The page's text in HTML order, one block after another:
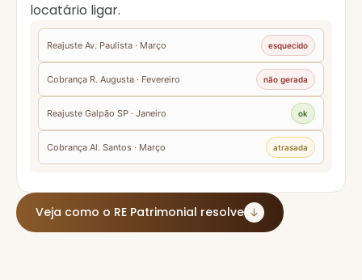
locatário ligar.
Reajuste Av. Paulista · Março esquecido
Cobrança R. Augusta · Fevereiro não gerada
Reajuste Galpão SP · Janeiro ok
Cobrança Al. Santos · Março atrasada
Veja como o RE Patrimonial resolve